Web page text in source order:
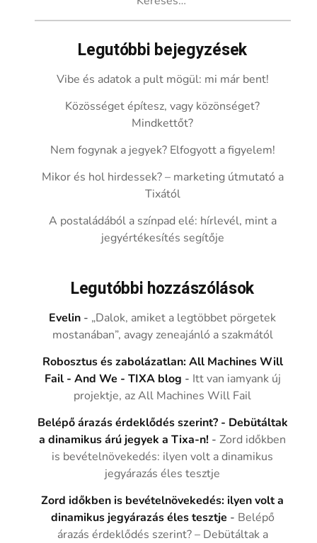
Legutóbbi bejegyzések
Vibe és adatok a pult mögül: mi már bent!
Közösséget építesz, vagy közönséget?
Mindkettőt?
Nem fogynak a jegyek? Elfogyott a figyelem!
Mikor és hol hirdessek? – marketing útmutató a
Tixától
A postaládából a színpad elé: hírlevél, mint a
jegyértékesítés segítője
Legutóbbi hozzászólások
Evelin - „Dalok, amiket a legtöbbet pörgetek
mostanában”, avagy zeneajánló a szakmától
Robosztus és zabolázatlan: All Machines Will
Fail - And We - TIXA blog - Itt van iamyank új
projektje, az All Machines Will Fail
Belépő árazás érdeklődés szerint? - Debütáltak
a dinamikus árú jegyek a Tixa-n! -Zord időkben
is bevételnövekedés: ilyen volt a dinamikus
jegyárazás éles tesztje
Zord időkben is bevételnövekedés: ilyen volt a
dinamikus jegyárazás éles tesztje - Belépő
árazás érdeklődés szerint? – Debütáltak a